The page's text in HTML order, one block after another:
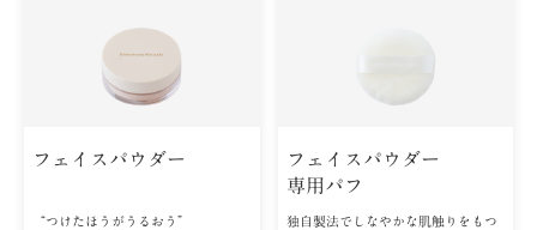
フェイスパウダー
“つけたほうがうるおう”
フェイスパウダー
専用パフ
独自製法でしなやかな肌触りをもつ